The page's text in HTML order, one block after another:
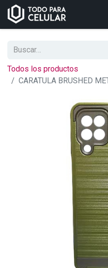
Todos los productos
CARATULA BRUSHED